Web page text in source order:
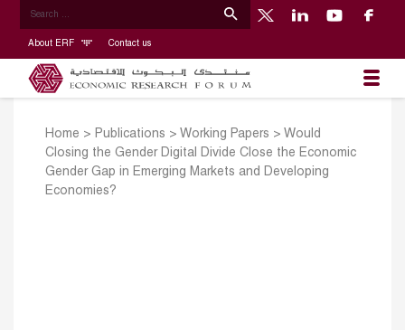
About ERF Contact us
Home > Publications > Working Papers > Would
Closing the Gender Digital Divide Close the Economic
Gender Gap in Emerging Markets and Developing
Economies?